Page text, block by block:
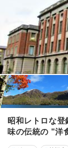
昭和レトロな
味の伝統の "洋